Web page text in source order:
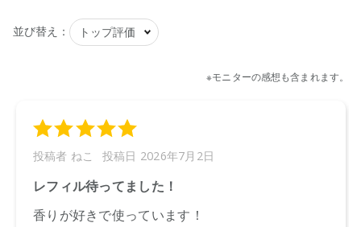
【店舗発売日】
CosmeKitchen 2026/4/1
※発売日は予告なく変更する可能性がございます。予めご了承
ください。
商品によっては、お届けまで１～２週間かかる場合がござい
ますので予めご了承ください。